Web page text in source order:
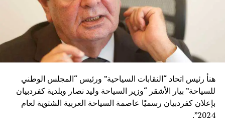
هنأ رئيس اتحاد “النقابات السياحية” ورئيس “المجلس الوطني
للسياحة” بيار الأشقر “وزير السياحة وليد نصار وبلدية كفردبيان
بإعلان كفردبيان رسميًا عاصمة السياحة العربية الشتوية لعام
2024”.